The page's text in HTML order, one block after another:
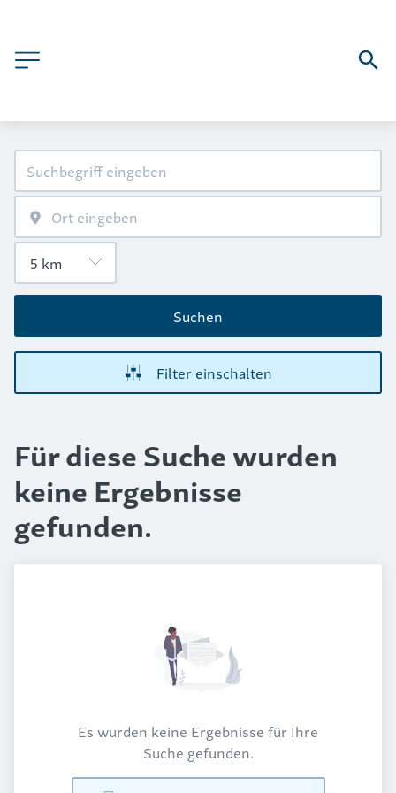
Suchen
Filter einschalten
Für diese Suche wurden
keine Ergebnisse
gefunden.
Es wurden keine Ergebnisse für Ihre
Suche gefunden.